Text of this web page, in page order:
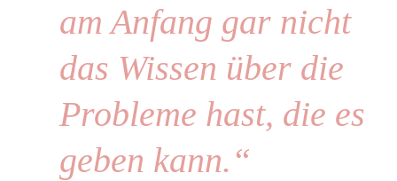
am Anfang gar nicht
das Wissen über die
Probleme hast, die es
geben kann.“